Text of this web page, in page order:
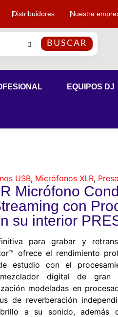
Distribuidores Nuestra
BUSCAR
EQUIPOS DJ
USB, Micrófonos XLR,
Micrófono
con
su interior
para grabar y
ofrece el rendimiento
estudio con el
digital de gran
modeladas en
de reverberación
a su sonido, además